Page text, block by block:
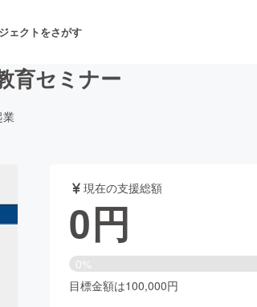
ェクトをさがす
舞台・パフォーマンス
育セミナー
業
現在の支援総額
0円
0%
目標金額は100,000円